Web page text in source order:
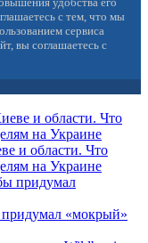
с тем, что мы
сервиса
вы соглашаетесь с
и области. Что
на Украине
придумал «мокрый»